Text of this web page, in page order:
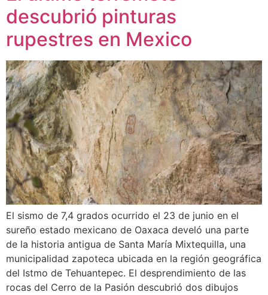
descubrió pinturas
rupestres en Mexico
El sismo de 7,4 grados ocurrido el 23 de junio en el
sureño estado mexicano de Oaxaca develó una parte
de la historia antigua de Santa María Mixtequilla, una
municipalidad zapoteca ubicada en la región geográfica
del Istmo de Tehuantepec. El desprendimiento de las
rocas del Cerro de la Pasión descubrió dos dibujos